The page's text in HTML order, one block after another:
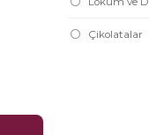
Çikolatalar